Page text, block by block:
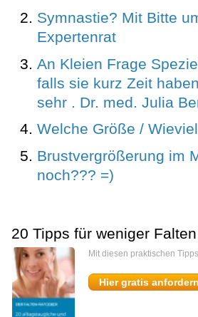
Symnastie? Mit Bitte
Expertenrat
An Kleien Frage
falls sie kurz Zeit
sehr . Dr. med. Julia
Welche Größe /
Brustvergrößerung im
noch??? =)
20 Tipps für weniger Falten
Mit diesen praktischen
Hier gratis anfordern